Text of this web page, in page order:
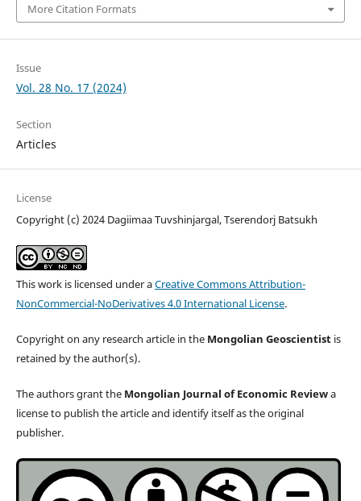
More Citation Formats
Issue
Vol. 28 No. 17 (2024)
Section
Articles
License
Copyright (c) 2024 Dagiimaa Tuvshinjargal, Tserendorj Batsukh
This work is licensed under aCreative Commons Attribution-
NonCommercial-NoDerivatives 4.0 International License.
Copyright on any research article in the Mongolian Geoscientistis
retained by the author(s).
The authors grant the Mongolian Journal of Economic Reviewa
license to publish the article and identify itself as the original
publisher.